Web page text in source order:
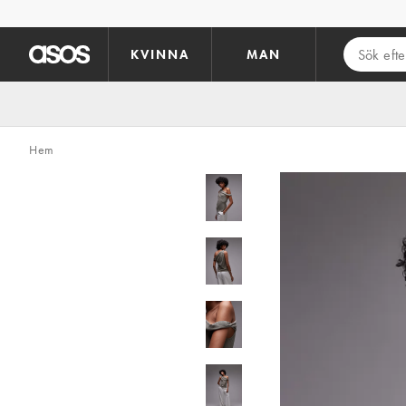
KVINNA MAN
Hem